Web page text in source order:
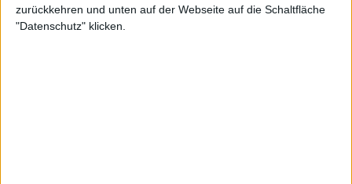
zurückkehren und unten auf der Webseite auf die Schaltfläche
"Datenschutz" klicken.